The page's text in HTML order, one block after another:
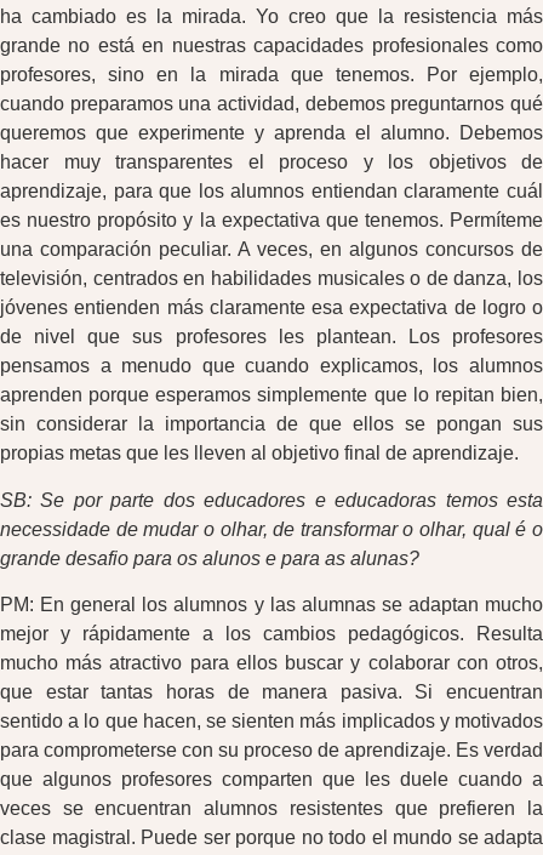
ha cambiado es la mirada. Yo creo que la resistencia más
grande no está en nuestras capacidades profesionales como
profesores, sino en la mirada que tenemos. Por ejemplo,
cuando preparamos una actividad, debemos preguntarnos qué
queremos que experimente y aprenda el alumno. Debemos
hacer muy transparentes el proceso y los objetivos de
aprendizaje, para que los alumnos entiendan claramente cuál
es nuestro propósito y la expectativa que tenemos. Permíteme
una comparación peculiar. A veces, en algunos concursos de
televisión, centrados en habilidades musicales o de danza, los
jóvenes entienden más claramente esa expectativa de logro o
de nivel que sus profesores les plantean. Los profesores
pensamos a menudo que cuando explicamos, los alumnos
aprenden porque esperamos simplemente que lo repitan bien,
sin considerar la importancia de que ellos se pongan sus
propias metas que les lleven al objetivo final de aprendizaje.
SB: Se por parte dos educadores e educadoras temos esta
necessidade de mudar o olhar, de transformar o olhar, qual é o
grande desafio para os alunos e para as alunas?
PM: En general los alumnos y las alumnas se adaptan mucho
mejor y rápidamente a los cambios pedagógicos. Resulta
mucho más atractivo para ellos buscar y colaborar con otros,
que estar tantas horas de manera pasiva. Si encuentran
sentido a lo que hacen, se sienten más implicados y motivados
para comprometerse con su proceso de aprendizaje. Es verdad
que algunos profesores comparten que les duele cuando a
veces se encuentran alumnos resistentes que prefieren la
clase magistral. Puede ser porque no todo el mundo se adapta